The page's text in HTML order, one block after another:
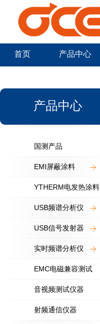
首页 产品中心
产品中心
国测产品
EMI屏蔽涂料
YTHERM电发热涂料
USB频谱分析仪
USB信号发射器
实时频谱分析仪
EMC电磁兼容测试
音视频测试仪器
射频通信仪器